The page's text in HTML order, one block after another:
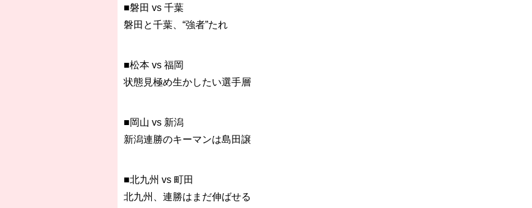
■磐田 vs 千葉
磐田と千葉、“強者”たれ
■松本 vs 福岡
状態見極め生かしたい選手層
■岡山 vs 新潟
新潟連勝のキーマンは島田譲
■北九州 vs 町田
北九州、連勝はまだ伸ばせる